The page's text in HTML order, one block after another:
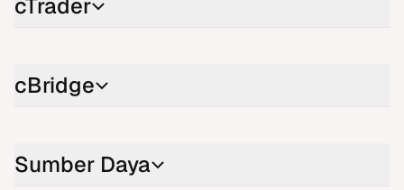
cTrader
cBridge
Sumber Daya